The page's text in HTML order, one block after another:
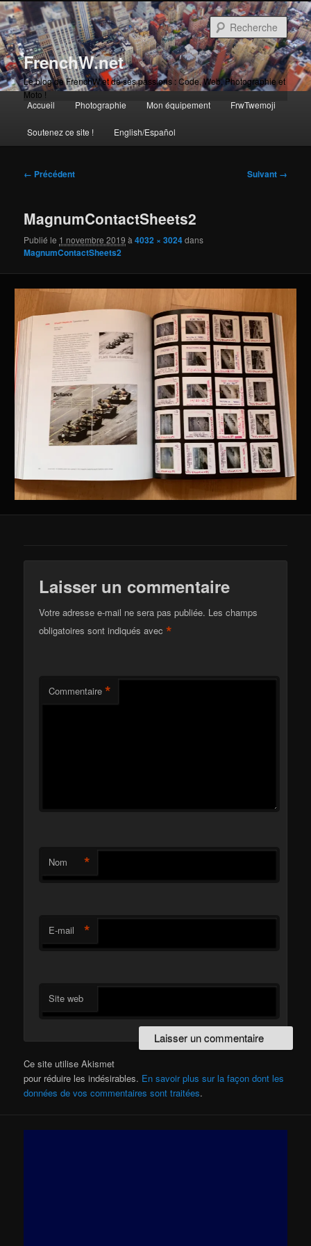
Aller
au
contenu
principalFrenchW.net
Le blog de FrenchW et de ses passions : Code, Web, Photographie et
Moto !
principal
Aller
au
Accueil Photographie Mon équipement FrwTwemoji
Soutenez ce site ! English/Español
Navigation
← Précédent Suivant →
MagnumContactSheets2
Publié le 1 novembre 2019 à4032 × 3024dans
MagnumContactSheets2
Laisser un commentaire
Votre adresse e-mail ne sera pas publiée. Les champs
obligatoires sont indiqués avec*
Commentaire *
Nom *
E-mail *
Site web
Ce site utilise Akismet
pour réduire les indésirables. En savoir plus sur la façon dont les
données de vos commentaires sont traitées.